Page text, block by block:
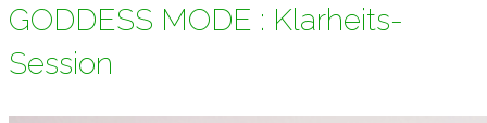
GODDESS MODE : Klarheits-
Session